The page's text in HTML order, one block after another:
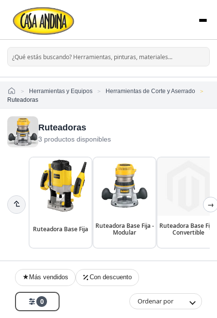
HomeHerramientas y Equipos
Herramientas de Corte y Aserrado
Ruteadoras
Ruteadoras
3 productos disponibles
Ruteadora Base Fija
Ruteadora Base Fija -
Modular
Ruteadora Base Fija
Convertible
→
Más vendidos Con descuento
0 Ordenar por